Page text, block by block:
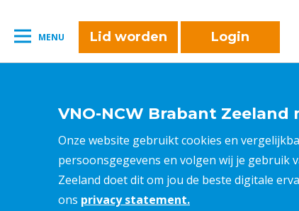
MENU Lid worden Login
VNO-NCW Brabant
Onze website gebruikt cookies en
persoonsgegevens en volgen wij je gebruik
Zeeland doet dit om jou de beste digitale
ons privacy statement.